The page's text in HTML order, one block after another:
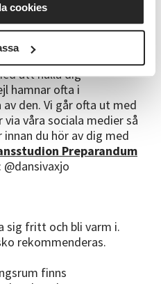
cookies
viktig information. Vill
två vårdnadshavare kan
att hålla dig
hamnar ofta i
den. Vi går ofta ut med
våra sociala medier så
du hör av dig med
Preparandum
sig fritt och bli varm i.
rekommenderas.
finns